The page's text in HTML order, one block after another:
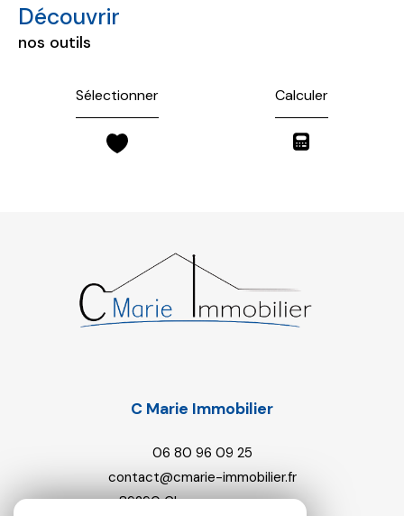
découvrir
nos outils
Sélectionner Calculer
C Marie Immobilier
06 80 96 09 25
contact@cmarie-immobilier.fr
89290 champs-sur-yonne